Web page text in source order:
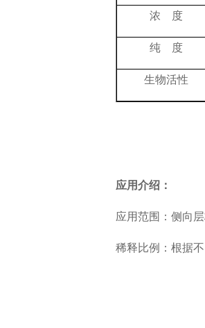
浓 度
纯 度
生物活性
应用介绍：
应用范围：侧向
稀释比例：根据